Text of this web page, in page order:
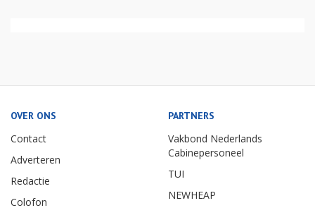
OVER ONS
Contact
Adverteren
Redactie
Colofon
PARTNERS
Vakbond Nederlands
Cabinepersoneel
TUI
NEWHEAP